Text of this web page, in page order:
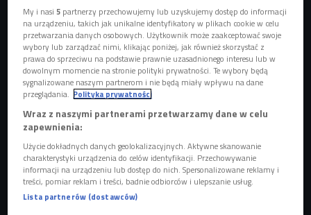
zdjęcie ilustryjne Foto: Shutterstock/Elena Eryomenko
My i nasi5 partnerzy przechowujemy lub uzyskujemy dostęp do informacji
na urządzeniu, takich jak unikalne identyfikatory w plikach cookie w celu
przetwarzania danych osobowych. Użytkownik może zaakceptować swoje
wybory lub zarządzać nimi, klikając poniżej, jak również skorzystać z
prawa do sprzeciwu na podstawie prawnie uzasadnionego interesu lub w
dowolnym momencie na stronie polityki prywatności. Te wybory będą
sygnalizowane naszym partnerom i nie będą miały wpływu na dane
przeglądania. Polityka prywatności
Wraz z naszymi partnerami przetwarzamy dane w celu
zapewnienia:
Użycie dokładnych danych geolokalizacyjnych. Aktywne skanowanie
charakterystyki urządzenia do celów identyfikacji. Przechowywanie
informacji na urządzeniu lub dostęp do nich. Spersonalizowane reklamy i
treści, pomiar reklam i treści, badnie odbiorców i ulepszanie usług.
Lista partnerów (dostawców)